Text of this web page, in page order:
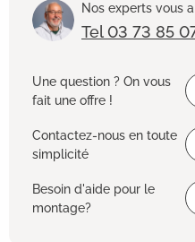
Nos experts vous
Tel 03 73 85
Une question ? On vous
fait une offre !
Contactez-nous en toute
simplicité
Besoin d'aide pour le
montage?